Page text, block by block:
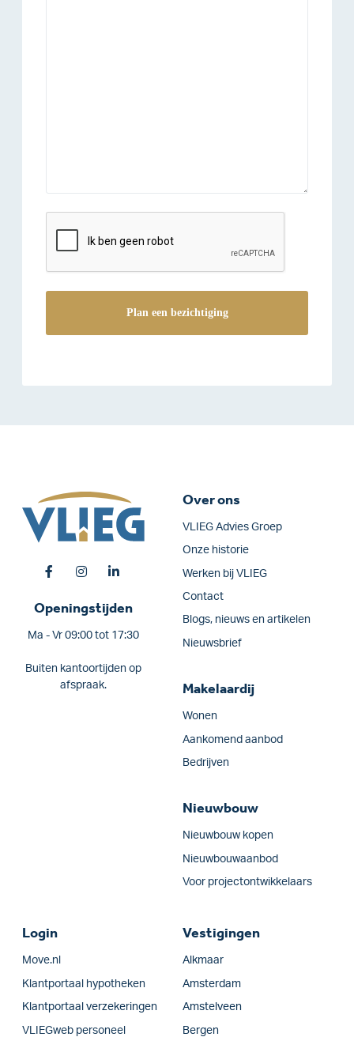
Openingstijden
Ma - Vr 09:00 tot 17:30
Buiten kantoortijden op
afspraak.
Over ons
VLIEG Advies Groep
Onze historie
Werken bij VLIEG
Contact
Blogs, nieuws en artikelen
Nieuwsbrief
Makelaardij
Wonen
Aankomend aanbod
Bedrijven
Nieuwbouw
Nieuwbouw kopen
Nieuwbouwaanbod
Voor projectontwikkelaars
Login
Move.nl
Klantportaal hypotheken
Klantportaal verzekeringen
VLIEGweb personeel
Vestigingen
Alkmaar
Amsterdam
Amstelveen
Bergen